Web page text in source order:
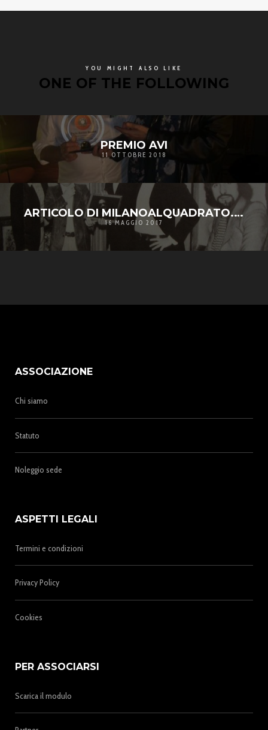
YOU MIGHT ALSO LIKE
ONE OF THE FOLLOWING
PREMIO AVI
11 OTTOBRE 2018
ARTICOLO DI MILANOALQUADRATO.COM SU RITORNO AL VINILE, MODA O TREND?
16 MAGGIO 2017
ASSOCIAZIONE
Chi siamo
Statuto
Noleggio sede
ASPETTI LEGALI
Termini e condizioni
Privacy Policy
Cookies
PER ASSOCIARSI
Scarica il modulo